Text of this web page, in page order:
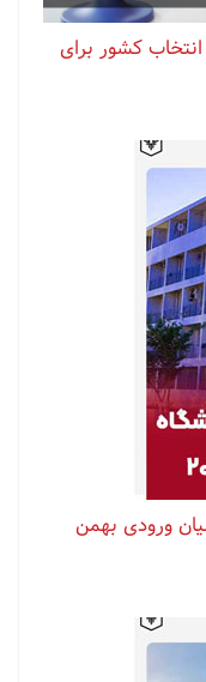
کشور برای
ورودی بهمن